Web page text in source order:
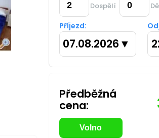
Dospělí
Příjezd:
07.08.2026 ▼
Předběžná
cena:
Volno